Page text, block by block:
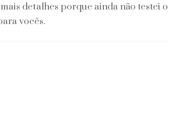
mais detalhes porque ainda não testei
vocês.